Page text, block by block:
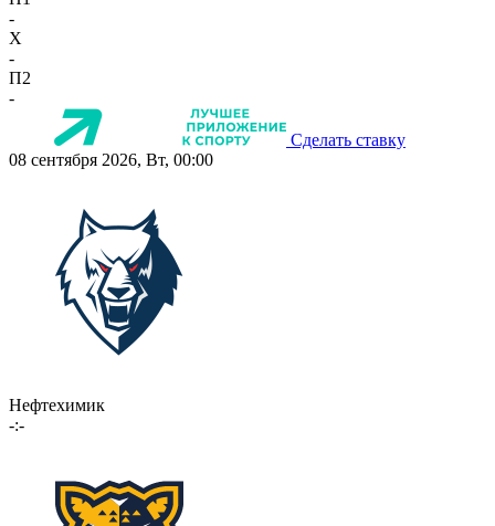
-
X
-
П2
-
Сделать ставку
08 сентября 2026, Вт, 00:00
Нефтехимик
-:-